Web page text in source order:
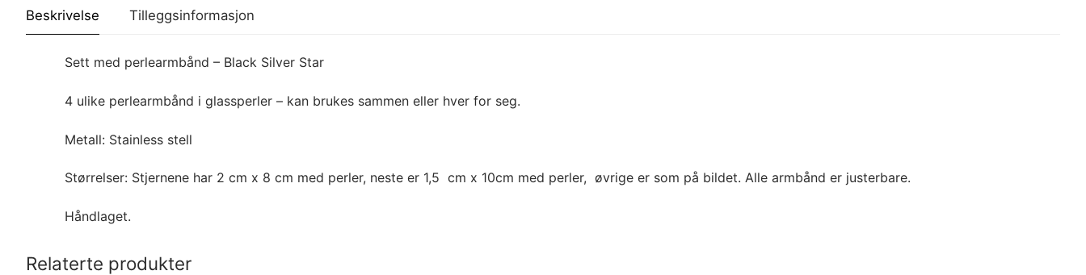
Beskrivelse Tilleggsinformasjon
Sett med perlearmbånd – Black Silver Star
4 ulike perlearmbånd i glassperler – kan brukes sammen eller hver for seg.
Metall: Stainless stell
Størrelser: Stjernene har 2 cm x 8 cm med perler, neste er 1,5 cm x 10cm med perler, øvrige er som på bildet. Alle armbånd er justerbare.
Håndlaget.
Relaterte produkter